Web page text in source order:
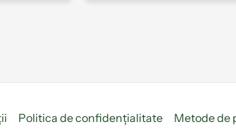
Politica de confidențialitate Metode de